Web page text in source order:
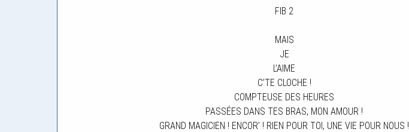
FIB 2
MAIS
JE
L’AIME
C’TE CLOCHE !
COMPTEUSE DES HEURES
PASSÉES DANS TES BRAS, MON AMOUR !
GRAND MAGICIEN ! ENCOR’ ! RIEN POUR TOI, UNE VIE POUR NOUS !